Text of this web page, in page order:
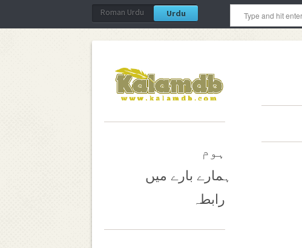
Roman Urdu Urdu
ہوم
ہمارے بارے میں
رابطہ